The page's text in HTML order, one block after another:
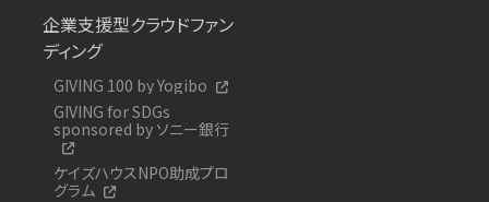
企業支援型クラウドファン
ディング
GIVING 100 by Yogibo
GIVING for SDGs
sponsored by ソニー銀行
ケイズハウスNPO助成プロ
グラム